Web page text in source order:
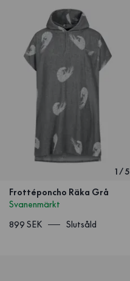
1/5
Frottéponcho Räka Grå
Svanenmärkt
899 SEK
Slutsåld